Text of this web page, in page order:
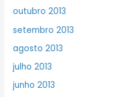
outubro 2013
setembro 2013
agosto 2013
julho 2013
junho 2013